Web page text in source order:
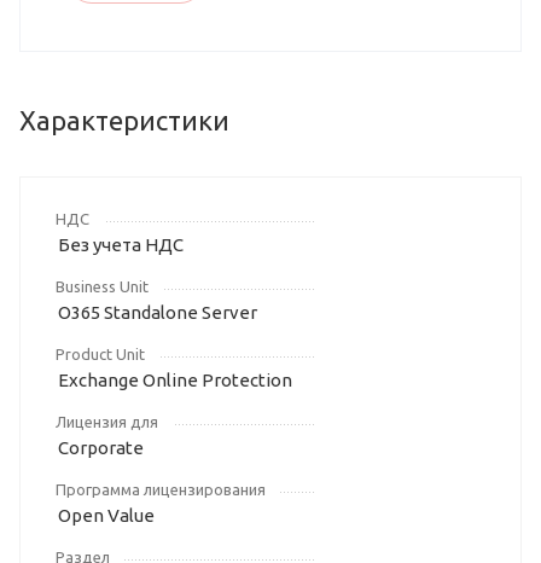
Характеристики
НДС
Без учета НДС
Business Unit
O365 Standalone Server
Product Unit
Exchange Online Protection
Лицензия для
Corporate
Программа лицензирования
Open Value
Раздел